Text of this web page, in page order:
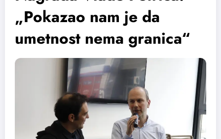
„Pokazao nam je da
umetnost nema granica“